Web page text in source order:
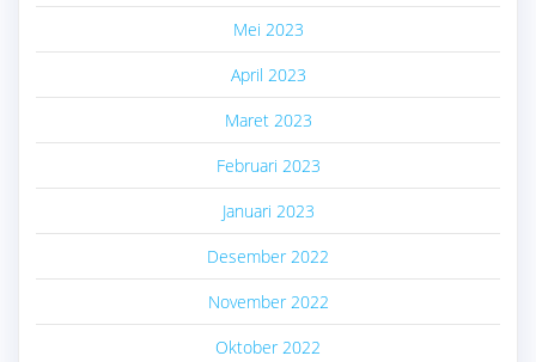
Mei 2023
April 2023
Maret 2023
Februari 2023
Januari 2023
Desember 2022
November 2022
Oktober 2022